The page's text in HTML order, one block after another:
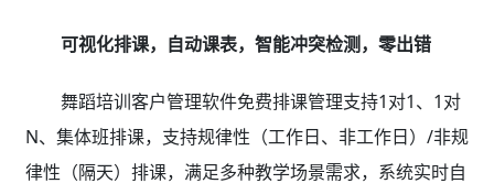
可视化排课，自动课表，智能冲突检测，零出错
舞蹈培训客户管理软件免费排课管理支持1对1、1对
N、集体班排课，支持规律性（工作日、非工作日）/非规
律性（隔天）排课，满足多种教学场景需求，系统实时自